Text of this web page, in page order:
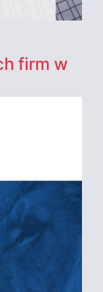
firm w